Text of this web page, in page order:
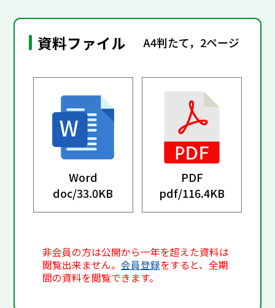
資料ファイル A4判たて，2ページ
Word
doc/33.0KB
PDF
pdf/116.4KB
非会員の方は公開から一年を超えた資料は
閲覧出来ません。会員登録をすると、全期
間の資料を閲覧できます。